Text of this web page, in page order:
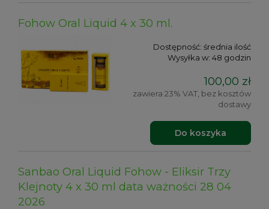
Fohow Oral Liquid 4 x 30 ml.
Dostępność: średnia ilość
Wysyłka w: 48 godzin
100,00 zł
zawiera 23% VAT, bez kosztów
dostawy
Do koszyka
Sanbao Oral Liquid Fohow - Eliksir Trzy
Klejnoty 4 x 30 ml data ważności 28 04
2026